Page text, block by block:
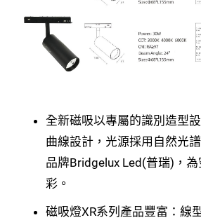
全新磁吸以專屬的識別造型
曲線設計，光源採用自然光
品牌Bridgelux Led(普瑞)，
彩。
磁吸燈XR系列產品豐富：線